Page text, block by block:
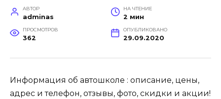
АВТОР
adminas
НА ЧТЕНИЕ
2 мин
ПРОСМОТРОВ
362
ОПУБЛИКОВАНО
29.09.2020
Информация об автошколе : описание, цены,
адрес и телефон, отзывы, фото, скидки и акции!